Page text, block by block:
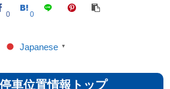
0 0
Japanese ▼
車位置情報トップ